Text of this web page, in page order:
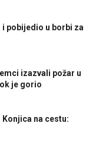
pobijedio u borbi za
izazvali požar u
je gorio
na cestu: